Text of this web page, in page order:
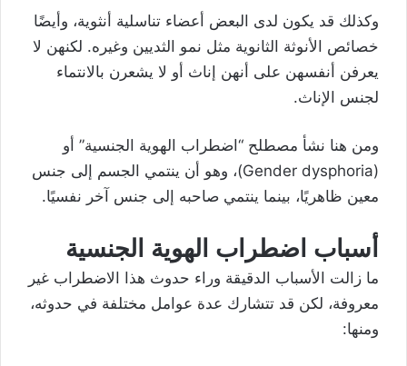
وكذلك قد يكون لدى البعض أعضاء تناسلية أنثوية، وأيضًا
خصائص الأنوثة الثانوية مثل نمو الثديين وغيره. لكنهن لا
يعرفن أنفسهن على أنهن إناث أو لا يشعرن بالانتماء
لجنس الإناث.
ومن هنا نشأ مصطلح “اضطراب الهوية الجنسية” أو
(Gender dysphoria)، وهو أن ينتمي الجسم إلى جنس
معين ظاهريًا، بينما ينتمي صاحبه إلى جنس آخر نفسيًا.
أسباب اضطراب الهوية الجنسية
ما زالت الأسباب الدقيقة وراء حدوث هذا الاضطراب غير
معروفة، لكن قد تتشارك عدة عوامل مختلفة في حدوثه،
ومنها: